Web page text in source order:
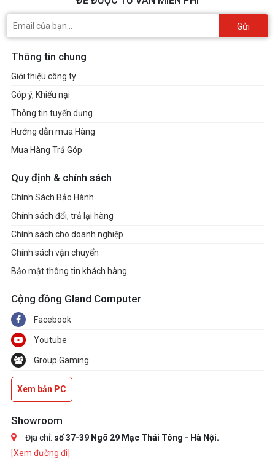
Gửi
Thông tin chung
Giới thiệu công ty
Góp ý, Khiếu nại
Thông tin tuyển dụng
Hướng dẫn mua Hàng
Mua Hàng Trả Góp
Quy định & chính sách
Chính Sách Bảo Hành
Chính sách đổi, trả lại hàng
Chính sách cho doanh nghiệp
Chính sách vận chuyển
Bảo mật thông tin khách hàng
Cộng đồng Gland Computer
Facebook
Youtube
Group Gaming
Xem bản PC
Showroom
Địa chỉ: số 37-39 Ngõ 29 Mạc Thái Tông - Hà Nội.
[Xem đường đi]